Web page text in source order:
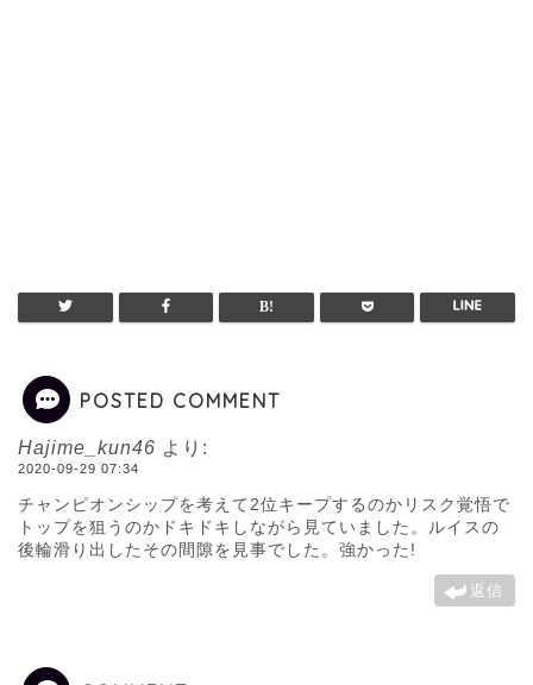
POSTED COMMENT
Hajime_kun46 より:
2020-09-29 07:34
チャンピオンシップを考えて2位キープするのかリスク覚悟で
トップを狙うのかドキドキしながら見ていました。ルイスの
後輪滑り出したその間隙を見事でした。強かった!
返信